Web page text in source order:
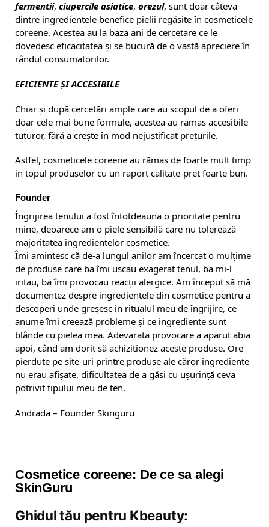
fermentii, ciupercile asiatice, orezul, sunt doar câteva
dintre ingredientele benefice pielii regăsite în cosmeticele
coreene. Acestea au la baza ani de cercetare ce le
dovedesc eficacitatea și se bucură de o vastă apreciere în
rândul consumatorilor.
EFICIENTE ȘI ACCESIBILE
Chiar și după cercetări ample care au scopul de a oferi
doar cele mai bune formule, acestea au ramas accesibile
tuturor, fără a crește în mod nejustificat prețurile.
Astfel, cosmeticele coreene au rămas de foarte mult timp
in topul produselor cu un raport calitate-pret foarte bun.
Founder
Îngrijirea tenului a fost întotdeauna o prioritate pentru
mine, deoarece am o piele sensibilă care nu tolerează
majoritatea ingredientelor cosmetice.
Îmi amintesc că de-a lungul anilor am încercat o mulțime
de produse care ba îmi uscau exagerat tenul, ba mi-l
iritau, ba îmi provocau reacții alergice. Am început să mă
documentez despre ingredientele din cosmetice pentru a
descoperi unde greșesc in ritualul meu de îngrijire, ce
anume îmi creează probleme și ce ingrediente sunt
blânde cu pielea mea. Adevarata provocare a aparut abia
apoi, când am dorit să achizitionez aceste produse. Ore
pierdute pe site-uri printre produse ale căror ingrediente
nu erau afișate, dificultatea de a găsi cu ușurință ceva
potrivit tipului meu de ten.
Andrada – Founder Skinguru
Cosmetice coreene: De ce sa alegi
SkinGuru
Ghidul tău pentru Kbeauty: